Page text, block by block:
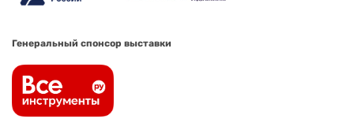
Генеральный спонсор выставки